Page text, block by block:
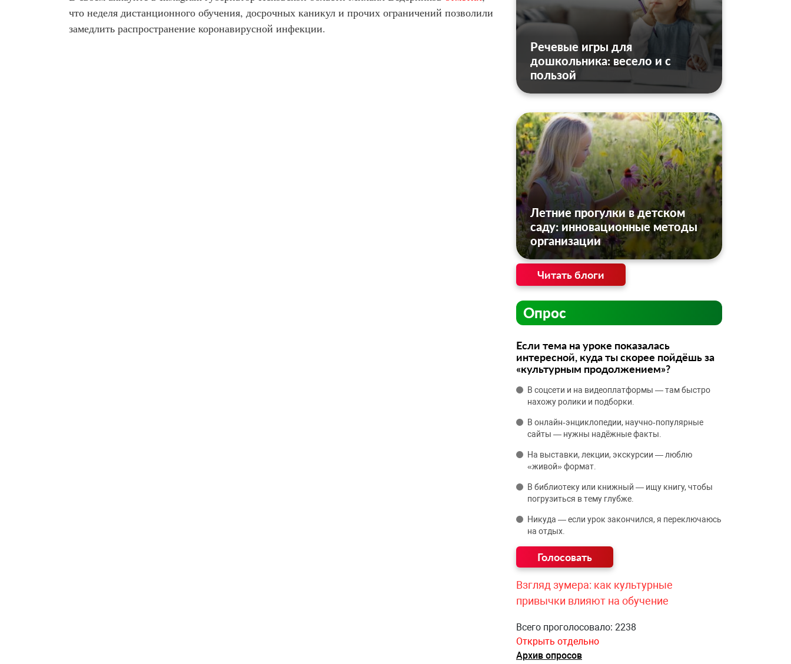
что неделя дистанционного обучения, досрочных каникул и прочих ограничений позволили
замедлить распространение коронавирусной инфекции.
Речевые игры для
дошкольника: весело и с
пользой
Летние прогулки в детском
саду: инновационные методы
организации
Читать блоги
Опрос
Если тема на уроке показалась
интересной, куда ты скорее пойдёшь за
«культурным продолжением»?
В соцсети и на видеоплатформы — там быстро
нахожу ролики и подборки.
В онлайн‑энциклопедии, научно‑популярные
сайты — нужны надёжные факты.
На выставки, лекции, экскурсии — люблю
«живой» формат.
В библиотеку или книжный — ищу книгу, чтобы
погрузиться в тему глубже.
Никуда — если урок закончился, я переключаюсь
на отдых.
Взгляд зумера: как культурные
привычки влияют на обучение
Всего проголосовало: 2238
Открыть отдельно
Архив опросов